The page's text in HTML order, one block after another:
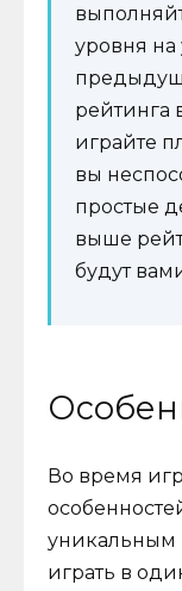
уровня на
рейтинга
играйте
вы
простые
выше
будут
Во время
уникальным
играть в